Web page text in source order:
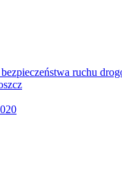
bezpieczeństwa ruchu